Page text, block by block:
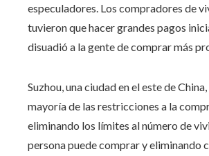
especuladores. Los compradores de
tuvieron que hacer grandes pagos
disuadió a la gente de comprar más
Suzhou, una ciudad en el este de
mayoría de las restricciones a la
eliminando los límites al número de
persona puede comprar y eliminando